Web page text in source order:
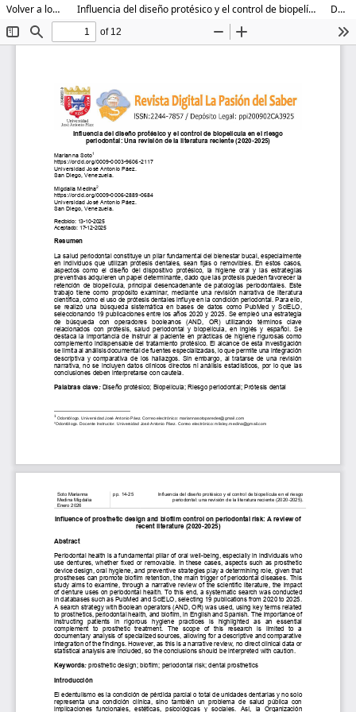
Volver a los detalles del artículo Influencia del diseño protésico y el control de biopelícula en el riesgo periodontal: Una revisión de la literatura reciente (2020-2025) Descargar